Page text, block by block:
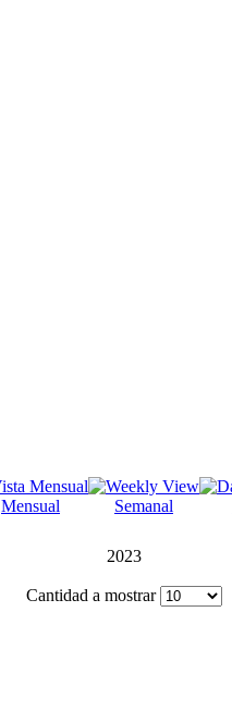
Mensual Semanal
2023
Cantidad a mostrar